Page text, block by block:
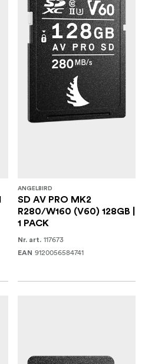
ANGELBIRD
SD AV PRO MK2
R280/W160 (V60) 128GB |
1 PACK
Nr. art. 117673
EAN 9120056584741